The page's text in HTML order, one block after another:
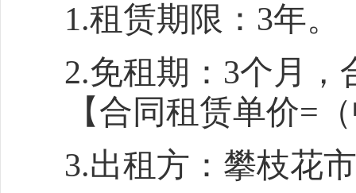
1.租赁期限：3年。
2.免租期：3个月
【合同租赁单价= （
3.出租方： 攀枝花